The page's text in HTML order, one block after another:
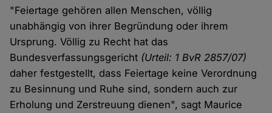
"Feiertage gehören allen Menschen, völlig
unabhängig von ihrer Begründung oder ihrem
Ursprung. Völlig zu Recht hat das
Bundesverfassungsgericht (Urteil: 1 BvR 2857/07)
daher festgestellt, dass Feiertage keine Verordnung
zu Besinnung und Ruhe sind, sondern auch zur
Erholung und Zerstreuung dienen", sagt Maurice